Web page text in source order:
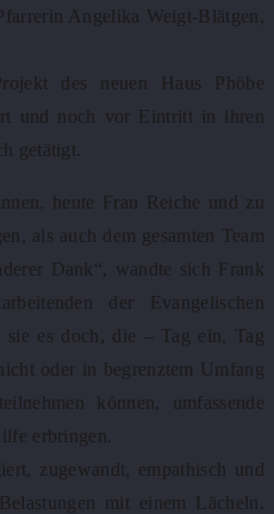
Angelika Weigt-Blätgen,
des neuen Haus Phöbe
und noch vor Eintritt in ihren
getätigt.
heute Frau Reiche und zu
als auch dem gesamten Team
Dank“, wandte sich Frank
der Evangelischen
sie es doch, die – Tag ein, Tag
oder in begrenztem Umfang
können, umfassende
erbringen.
zugewandt, empathisch und
mit einem Lächeln.